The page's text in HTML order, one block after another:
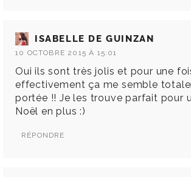
ISABELLE DE GUINZAN
10 OCTOBRE 2015 À 15:01
Oui ils sont très jolis et pour une
effectivement ça me semble
portée !! Je les trouve parfait pour
Noël en plus :)
RÉPONDRE